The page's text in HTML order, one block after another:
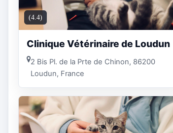
(4.4)
Clinique Vétérinaire de Loudun
2 Bis Pl. de la Prte de Chinon, 86200
Loudun, France